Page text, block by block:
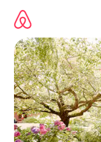
direct
naar
inhoud